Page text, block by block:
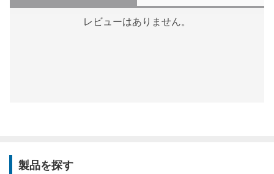
レビューはありません。
製品を探す